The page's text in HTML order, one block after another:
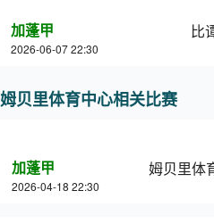
加蓬甲
2026-06-07 22:30
比
姆贝里体育中心相关比赛
加蓬甲
2026-04-18 22:30
姆贝里体